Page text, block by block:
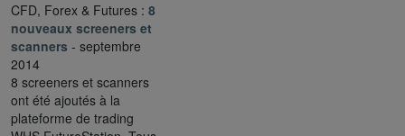
CFD, Forex & Futures : 8
nouveaux screeners et
scanners - septembre
2014
8 screeners et scanners
ont été ajoutés à la
plateforme de trading